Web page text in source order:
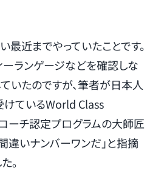
最近までやっていたことです。
ランゲージなどを確認しな
いたのですが、筆者が日本人
けているWorld Class
ーチ認定プログラムの大師匠
違いナンバーワンだ」と指摘
。